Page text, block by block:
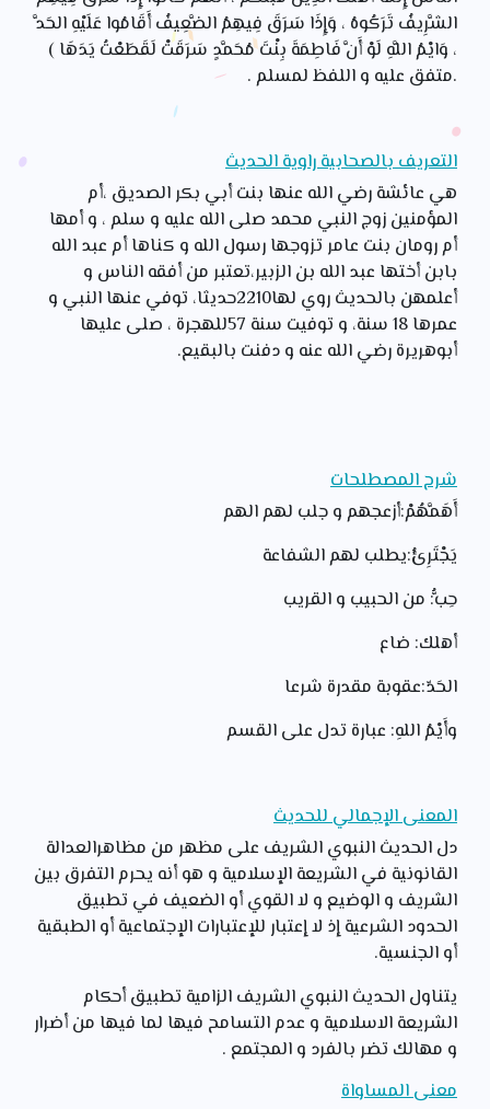
الشَّرِيفُ تَرَكُوهُ ، وَإِذَا سَرَقَ فِيهِمُ الضَّعِيفُ أَقَامُوا عَلَيْهِ الحَدَّ
، وَايْمُ اللَّهِ لَوْ أَنَّ فَاطِمَةَ بِنْتَ مُحَمَّدٍ سَرَقَتْ لَقَطَعْتُ يَدَهَا )
.متفق عليه و اللفظ لمسلم .
التعريف بالصحابية راوية الحديث
هي عائشة رضي الله عنها بنت أبي بكر الصديق ،أم
المؤمنين زوج النبي محمد صلى الله عليه و سلم ، و أمها
أم رومان بنت عامر تزوجها رسول الله و كناها أم عبد الله
بابن أختها عبد الله بن الزبير،تعتبر من أفقه الناس و
أعلمهن بالحديث روي لها2210حديثا، توفي عنها النبي و
عمرها 18 سنة، و توفيت سنة 57للهجرة ، صلى عليها
أبوهريرة رضي الله عنه و دفنت بالبقيع.
شرح المصطلحات
أَهَمَّهُمْ:أزعجهم و جلب لهم الهم
يَجْتَرِئُ:يطلب لهم الشفاعة
حِبُّ: من الحبيب و القريب
أهلك: ضاع
الحَدّ:عقوبة مقدرة شرعا
وأَيْمُ اللهِ: عبارة تدل على القسم
المعنى الإجمالي للحديث
دل الحديث النبوي الشريف على مظهر من مظاهرالعدالة
القانونية في الشريعة الإسلامية و هو أنه يحرم التفرق بين
الشريف و الوضيع و لا القوي أو الضعيف في تطبيق
الحدود الشرعية إذ لا إعتبار للإعتبارات الإجتماعية أو الطبقية
أو الجنسية.
يتناول الحديث النبوي الشريف الزامية تطبيق أحكام
الشريعة الاسلامية و عدم التسامح فيها لما فيها من أضرار
و مهالك تضر بالفرد و المجتمع .
معنى المساواة